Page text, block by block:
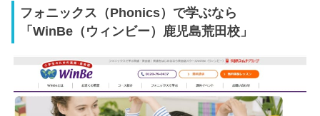
フォニックス（Phonics）で学ぶなら
「WinBe（ウィンビー）鹿児島荒田校」